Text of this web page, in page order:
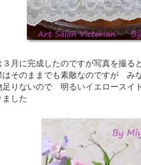
３月に完成したのですが写真を撮る
はそのままでも素敵なのですが み
足りないので 明るいイエロースイ
ました